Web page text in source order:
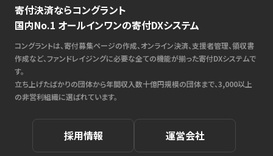
寄付決済ならコングラント
国内No.1 オールインワンの寄付DXシステム
コングラントは、寄付募集ページの作成、オンライン決済、支援者管理、領収書
作成など、ファンドレイジングに必要な全ての機能が揃った寄付DXシステムで
す。
立ち上げたばかりの団体から年間収入数十億円規模の団体まで、3,000以上
の非営利組織に選ばれています。
採用情報 運営会社